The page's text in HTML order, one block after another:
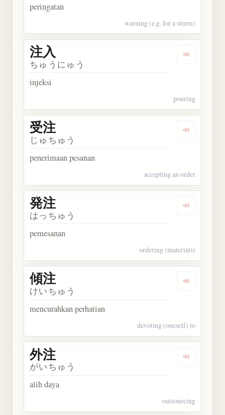
peringatan
warning (e.g. for a storm)
Dengarkan
注入
ちゅうにゅう
injeksi
pouring
Dengarkan
受注
じゅちゅう
penerimaan pesanan
accepting an order
Dengarkan
発注
はっちゅう
pemesanan
ordering (materials)
Dengarkan
傾注
けいちゅう
mencurahkan perhatian
devoting (oneself) to
Dengarkan
外注
がいちゅう
alih daya
outsourcing